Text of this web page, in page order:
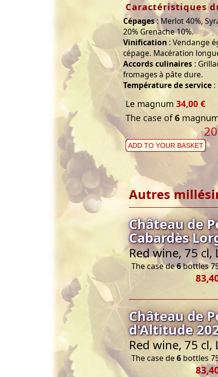
Caractéristiques
Cépages: Merlot 40%,
20% Grenache 10%.
Vinification : Vendange
cépage. Macération
Accords culinaires :
fromages à pâte dure.
Température de service :
Le magnum 34,00 €
The case of6
ADD TO YOUR BASKET
Autres
Château de
Cabardès
Red wine, 75 cl,
The case de6bottles
Château de
d'Altitude
Red wine, 75
The case de6 bottles